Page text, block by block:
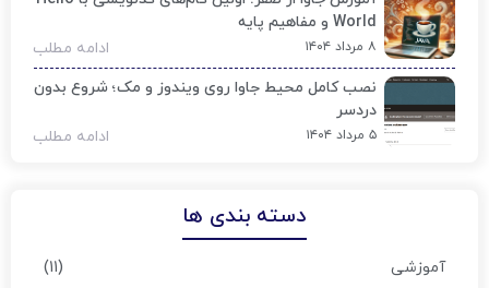
World و مفاهیم پایه
۸ مرداد ۱۴۰۴
ادامه مطلب
نصب کامل محیط جاوا روی ویندوز و مک؛ شروع بدون
دردسر
۵ مرداد ۱۴۰۴ ادامه مطلب
دسته بندی ها
آموزشی (۱۱)